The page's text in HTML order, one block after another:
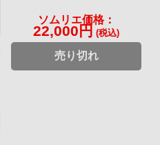
ソムリエ価格：
22,000円 (税込)
売り切れ